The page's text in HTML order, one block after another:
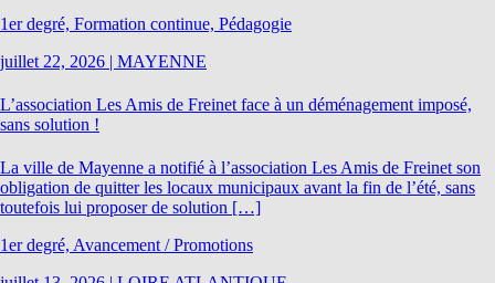
1er degré, Formation continue, Pédagogie
juillet 22, 2026 | MAYENNE
L’association Les Amis de Freinet face à un déménagement imposé,
sans solution !
La ville de Mayenne a notifié à l’association Les Amis de Freinet son
obligation de quitter les locaux municipaux avant la fin de l’été, sans
toutefois lui proposer de solution […]
1er degré, Avancement / Promotions